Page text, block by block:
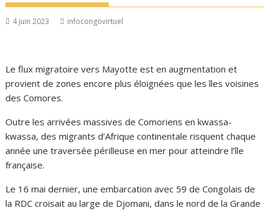
4 juin 2023 infocongovirtuel
Le flux migratoire vers Mayotte est en augmentation et
provient de zones encore plus éloignées que les îles voisines
des Comores.
Outre les arrivées massives de Comoriens en kwassa-
kwassa, des migrants d’Afrique continentale risquent chaque
année une traversée périlleuse en mer pour atteindre l’île
française.
Le 16 mai dernier, une embarcation avec 59 de Congolais de
la RDC croisait au large de Djomani, dans le nord de la Grande